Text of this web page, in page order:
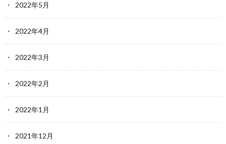
2022年5月
2022年4月
2022年3月
2022年2月
2022年1月
2021年12月